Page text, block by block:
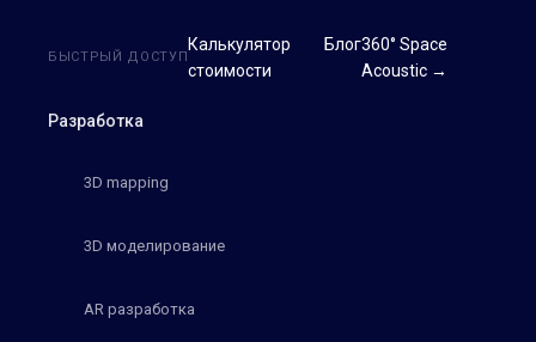
Разработка
3D mapping
3D моделирование
AR разработка
БЫСТРЫЙ ДОСТУП
Калькулятор
стоимости
Блог360° Space
Acoustic →